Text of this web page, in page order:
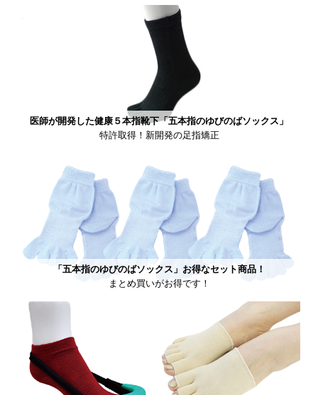
医師が開発した健康５本指靴下「五本指のゆびのばソックス」
特許取得！新開発の足指矯正
「五本指のゆびのばソックス」お得なセット商品！
まとめ買いがお得です！